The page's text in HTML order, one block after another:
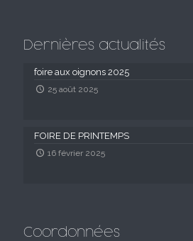
Dernières actualités
foire aux oignons 2025
25 août 2025
FOIRE DE PRINTEMPS
16 février 2025
Coordonnées